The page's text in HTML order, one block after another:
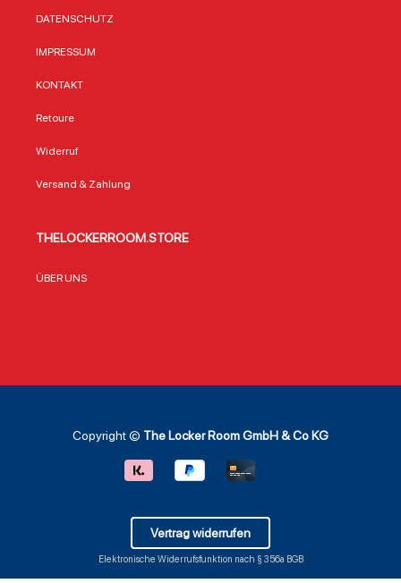
DATENSCHUTZ
IMPRESSUM
KONTAKT
Retoure
Widerruf
Versand & Zahlung
THELOCKERROOM.STORE
ÜBER UNS
Copyright © The Locker Room GmbH & Co KG
Vertrag widerrufen
Elektronische Widerrufsfunktion nach § 356a BGB